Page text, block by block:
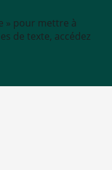
» pour mettre à
de texte, accédez